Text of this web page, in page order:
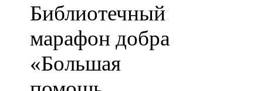
Библиотечный
марафон добра
«Большая